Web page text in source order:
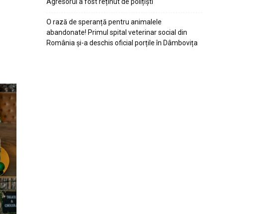
O rază de speranță pentru animalele
abandonate! Primul spital veterinar social din
România și-a deschis oficial porțile în Dâmbovița